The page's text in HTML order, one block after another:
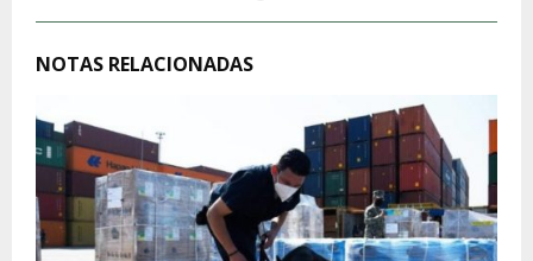
NOTAS RELACIONADAS